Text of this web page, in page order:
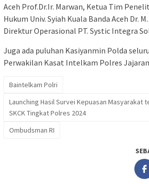
Aceh Prof.Dr.Ir. Marwan, Ketua Tim
Hukum Univ. Syiah Kuala Banda Aceh Dr.
Direktur Operasional PT. Systic Integra
Juga ada puluhan Kasiyanmin Polda
Perwakilan Kasat Intelkam Polres
Baintelkam Polri
Launching Hasil Survei Kepuasan Masyarakat
SKCK Tingkat Polres 2024
Ombudsman RI